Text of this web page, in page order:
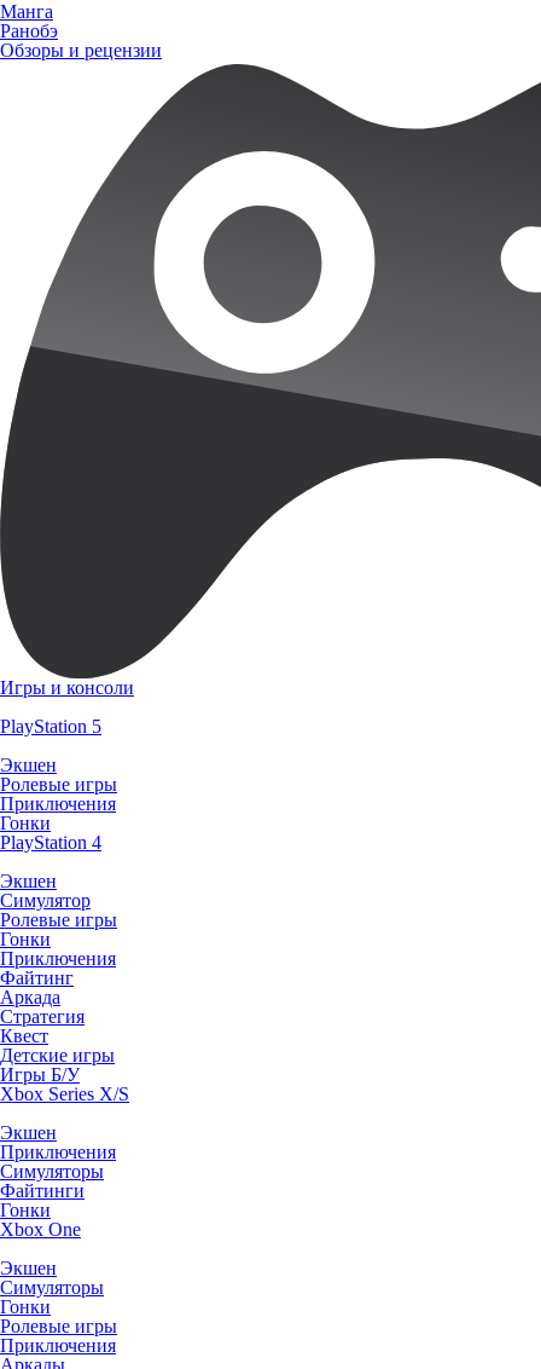
Манга
Ранобэ
Обзоры и рецензии
Игры и консоли
PlayStation 5
Экшен
Ролевые игры
Приключения
Гонки
PlayStation 4
Экшен
Симулятор
Ролевые игры
Гонки
Приключения
Файтинг
Аркада
Стратегия
Квест
Детские игры
Игры Б/У
Xbox Series X/S
Экшен
Приключения
Симуляторы
Файтинги
Гонки
Xbox One
Экшен
Симуляторы
Гонки
Ролевые игры
Приключения
Аркады